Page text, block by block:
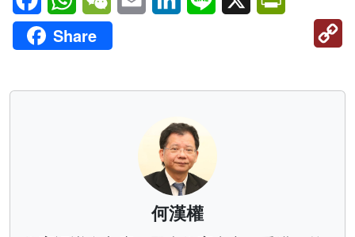
Share
何漢權